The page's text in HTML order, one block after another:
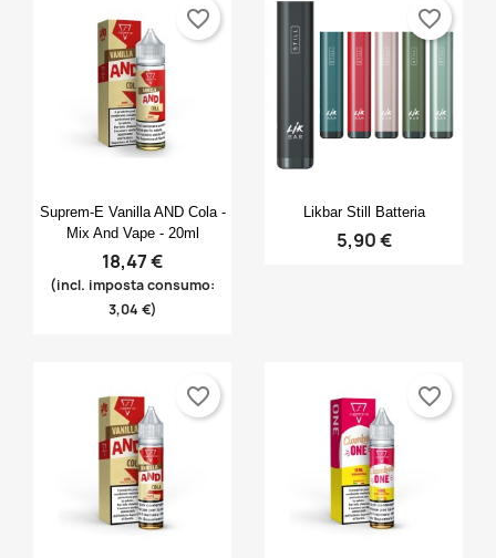
Anteprima
Suprem-E Vanilla AND Cola -
Mix And Vape - 20ml
18,47 €
(incl. imposta consumo:
3,04 €)
favorite_border
Anteprima
Likbar Still Batteria
5,90 €
favorite_border
favorite_border favorite_border